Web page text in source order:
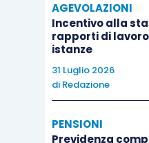
AGEVOLAZIONI
Incentivo alla
rapporti di
istanze
31 Luglio 2026
di Redazione
PENSIONI
Previdenza